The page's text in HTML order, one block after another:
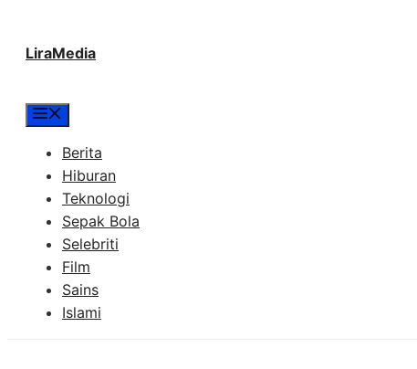
LiraMedia
Berita
Hiburan
Teknologi
Sepak Bola
Selebriti
Film
Sains
Islami